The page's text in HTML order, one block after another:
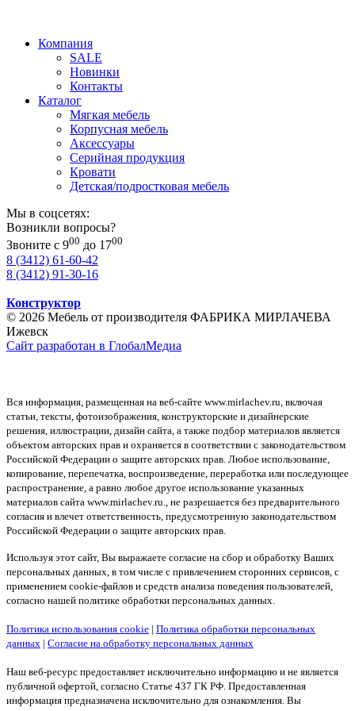
Компания
SALE
Новинки
Контакты
Каталог
Мягкая мебель
Корпусная мебель
Аксессуары
Серийная продукция
Кровати
Детская/подростковая мебель
Мы в соцсетях:
Возникли вопросы?
Звоните с 900 до 1700
8 (3412) 61-60-42
8 (3412) 91-30-16
Конструктор
© 2026 Мебель от производителя ФАБРИКА МИРЛАЧЕВА
Ижевск
Сайт разработан в ГлобалМедиа
Вся информация, размещенная на веб-сайте www.mirlachev.ru, включая
статьи, тексты, фотоизображения, конструкторские и дизайнерские
решения, иллюстрации, дизайн сайта, а также подбор материалов является
объектом авторских прав и охраняется в соответствии с законодательством
Российской Федерации о защите авторских прав. Любое использование,
копирование, перепечатка, воспроизведение, переработка или последующее
распространение, а равно любое другое использование указанных
материалов сайта www.mirlachev.ru., не разрешается без предварительного
согласия и влечет ответственность, предусмотренную законодательством
Российской Федерации о защите авторских прав.
Используя этот сайт, Вы выражаете согласие на сбор и обработку Ваших
персональных данных, в том числе с привлечением сторонних сервисов, с
применением cookie-файлов и средств анализа поведения пользователей,
согласно нашей политике обработки персональных данных.
Политика использования cookie | Политика обработки персональных
данных | Согласие на обработку персональных данных
Наш веб-ресурс предоставляет исключительно информацию и не является
публичной офертой, согласно Статье 437 ГК РФ. Предоставленная
информация предназначена исключительно для ознакомления. Вы